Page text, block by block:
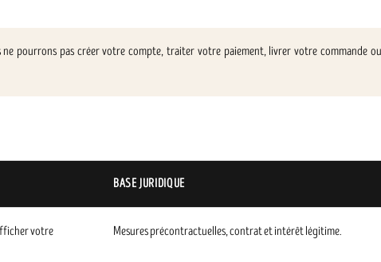
pourrons pas créer votre compte, traiter votre paiement, livrer votre commande
BASE JURIDIQUE
votre
Mesures précontractuelles, contrat et intérêt légitime.